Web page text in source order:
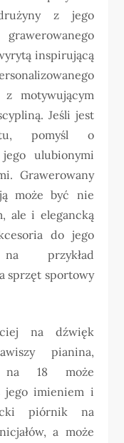
z jego
inspirującą
motywującym
Jeśli jest
pomyśl o
ulubionymi
Grawerowany
może być nie
ale i elegancką
do jego
przykład
sprzęt sportowy
na dźwięk
pianina,
na 18 może
jego imieniem i
piórnik na
a może